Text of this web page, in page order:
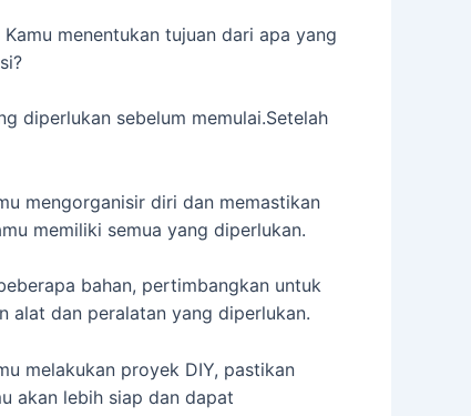
menentukan tujuan dari apa yang
diperlukan sebelum memulai.Setelah
mengorganisir diri dan memastikan
memiliki semua yang diperlukan.
bahan, pertimbangkan untuk
alat dan peralatan yang diperlukan.
melakukan proyek DIY, pastikan
akan lebih siap dan dapat